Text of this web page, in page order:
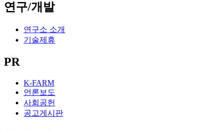
연구/개발
연구소 소개
기술제휴
PR
K-FARM
언론보도
사회공헌
공고게시판